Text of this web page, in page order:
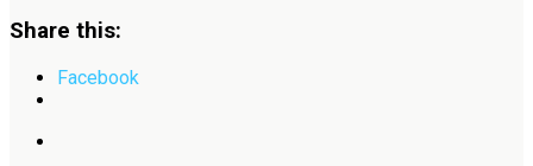
Share this:
Facebook